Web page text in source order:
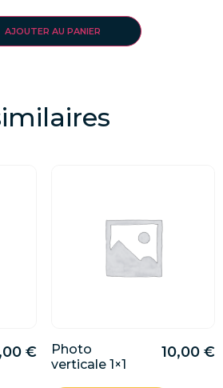
AJOUTER AU PANIER
€
Photo
verticale 1×1
10,00 €